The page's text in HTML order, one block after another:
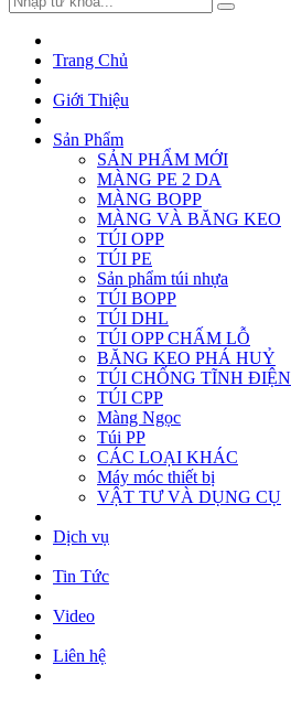
Trang Chủ
Giới Thiệu
Sản Phẩm
SẢN PHẨM MỚI
MÀNG PE 2 DA
MÀNG BOPP
MÀNG VÀ BĂNG KEO
TÚI OPP
TÚI PE
Sản phẩm túi nhựa
TÚI BOPP
TÚI DHL
TÚI OPP CHẤM LỖ
BĂNG KEO PHÁ HUỶ
TÚI CHỐNG TĨNH ĐIỆN
TÚI CPP
Màng Ngọc
Túi PP
CÁC LOẠI KHÁC
Máy móc thiết bị
VẬT TƯ VÀ DỤNG CỤ
Dịch vụ
Tin Tức
Video
Liên hệ